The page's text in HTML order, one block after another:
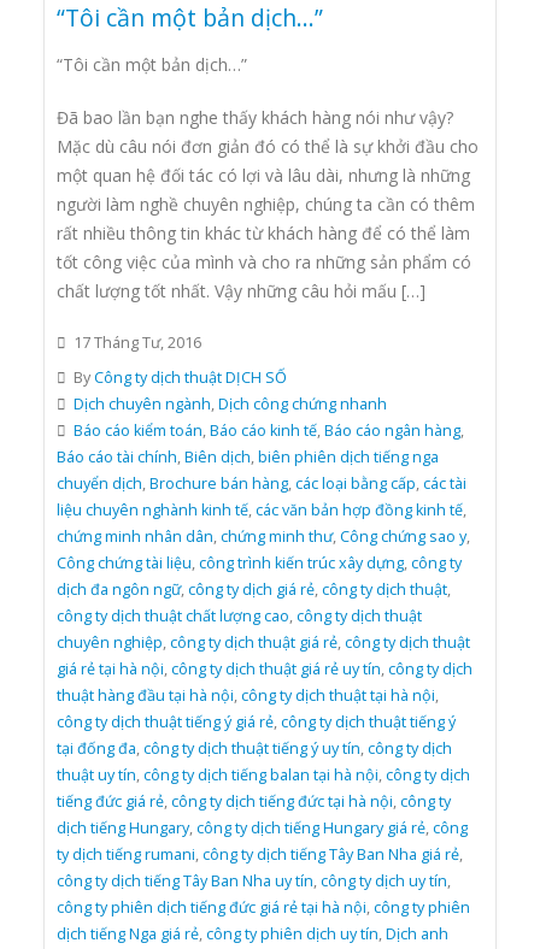
“Tôi cần một bản dịch…”
“Tôi cần một bản dịch…”
Đã bao lần bạn nghe thấy khách hàng nói như vậy?
Mặc dù câu nói đơn giản đó có thể là sự khởi đầu cho
một quan hệ đối tác có lợi và lâu dài, nhưng là những
người làm nghề chuyên nghiệp, chúng ta cần có thêm
rất nhiều thông tin khác từ khách hàng để có thể làm
tốt công việc của mình và cho ra những sản phẩm có
chất lượng tốt nhất. Vậy những câu hỏi mấu […]
17 Tháng Tư, 2016
ByCông ty dịch thuật DỊCH SỐ
Dịch chuyên ngành,Dịch công chứng nhanh
Báo cáo kiểm toán,Báo cáo kinh tế,Báo cáo ngân hàng,
Báo cáo tài chính,Biên dịch,biên phiên dịch tiếng nga
chuyển dịch,Brochure bán hàng,các loại bằng cấp,các tài
liệu chuyên nghành kinh tế,các văn bản hợp đồng kinh tế,
chứng minh nhân dân,chứng minh thư,Công chứng sao y,
Công chứng tài liệu,công trình kiến trúc xây dựng,công ty
dịch đa ngôn ngữ,công ty dịch giá rẻ,công ty dịch thuật,
công ty dịch thuật chất lượng cao,công ty dịch thuật
chuyên nghiệp,công ty dịch thuật giá rẻ,công ty dịch thuật
giá rẻ tại hà nội,công ty dịch thuật giá rẻ uy tín,công ty dịch
thuật hàng đầu tại hà nội,công ty dịch thuật tại hà nội,
công ty dịch thuật tiếng ý giá rẻ,công ty dịch thuật tiếng ý
tại đống đa,công ty dịch thuật tiếng ý uy tín,công ty dịch
thuật uy tín,công ty dịch tiếng balan tại hà nội,công ty dịch
tiếng đức giá rẻ,công ty dịch tiếng đức tại hà nội,công ty
dịch tiếng Hungary,công ty dịch tiếng Hungary giá rẻ,công
ty dịch tiếng rumani,công ty dịch tiếng Tây Ban Nha giá rẻ,
công ty dịch tiếng Tây Ban Nha uy tín,công ty dịch uy tín,
công ty phiên dịch tiếng đức giá rẻ tại hà nội,công ty phiên
dịch tiếng Nga giá rẻ,công ty phiên dịch uy tín,Dịch anh